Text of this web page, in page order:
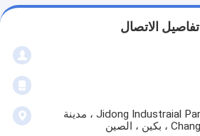
تفاصيل الاتصال
حديقة Jidong Industraial Park ، Qianbaihujian ، مدينة